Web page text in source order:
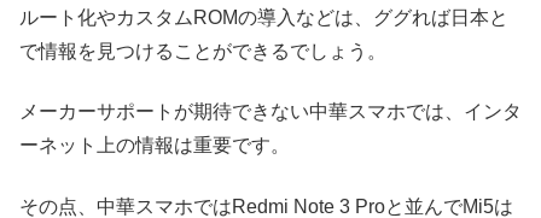
ルート化やカスタムROMの導入などは、ググれば日本と
で情報を見つけることができるでしょう。
メーカーサポートが期待できない中華スマホでは、インタ
ーネット上の情報は重要です。
その点、中華スマホではRedmi Note 3 Proと並んでMi5は